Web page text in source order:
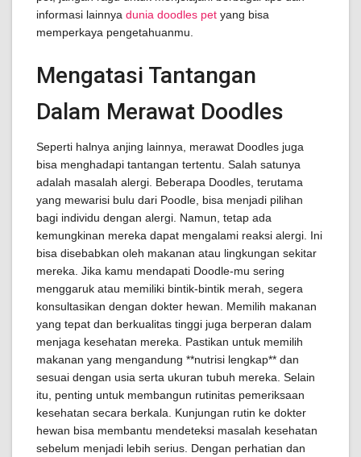
informasi lainnya dunia doodles pet yang bisa
memperkaya pengetahuanmu.
Mengatasi Tantangan
Dalam Merawat Doodles
Seperti halnya anjing lainnya, merawat Doodles juga
bisa menghadapi tantangan tertentu. Salah satunya
adalah masalah alergi. Beberapa Doodles, terutama
yang mewarisi bulu dari Poodle, bisa menjadi pilihan
bagi individu dengan alergi. Namun, tetap ada
kemungkinan mereka dapat mengalami reaksi alergi. Ini
bisa disebabkan oleh makanan atau lingkungan sekitar
mereka. Jika kamu mendapati Doodle-mu sering
menggaruk atau memiliki bintik-bintik merah, segera
konsultasikan dengan dokter hewan. Memilih makanan
yang tepat dan berkualitas tinggi juga berperan dalam
menjaga kesehatan mereka. Pastikan untuk memilih
makanan yang mengandung **nutrisi lengkap** dan
sesuai dengan usia serta ukuran tubuh mereka. Selain
itu, penting untuk membangun rutinitas pemeriksaan
kesehatan secara berkala. Kunjungan rutin ke dokter
hewan bisa membantu mendeteksi masalah kesehatan
sebelum menjadi lebih serius. Dengan perhatian dan